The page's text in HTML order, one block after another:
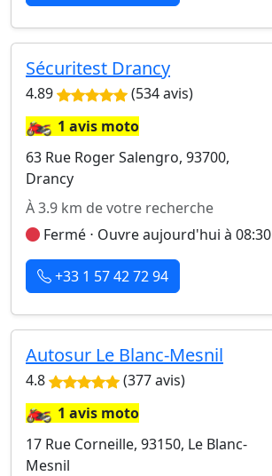
Sécuritest Drancy
4.89 (534 avis)
🏍️1 avis moto
63 Rue Roger Salengro, 93700,
Drancy
À 3.9 km de votre recherche
Fermé ⋅ Ouvre aujourd'hui à 08:30
+33 1 57 42 72 94
Autosur Le Blanc-Mesnil
4.8 (377 avis)
🏍️1 avis moto
17 Rue Corneille, 93150, Le Blanc-
Mesnil